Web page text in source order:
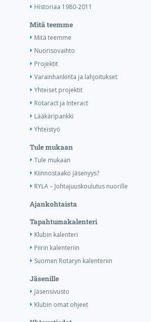
Historiaa 1980-2011
Mitä teemme
Mitä teemme
Nuorisovaihto
Projektit
Varainhankinta ja lahjoitukset
Yhteiset projektit
Rotaract ja Interact
Lääkäripankki
Yhteistyö
Tule mukaan
Tule mukaan
Kiinnostaako jäsenyys?
RYLA – Johtajuuskoulutus nuorille
Ajankohtaista
Tapahtumakalenteri
Klubin kalenteri
Piirin kalenteriin
Suomen Rotaryn kalenteriin
Jäsenille
Jäsensivusto
Klubin omat ohjeet